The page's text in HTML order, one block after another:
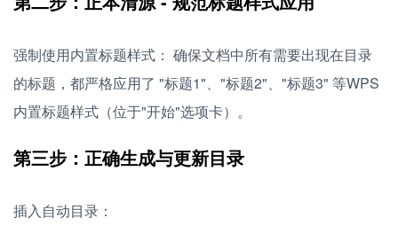
强制使用内置标题样式： 确保文档中所有需要出现在目录
的标题，都严格应用了 "标题1"、"标题2"、"标题3" 等WPS
内置标题样式（位于"开始"选项卡）。
第三步：正确生成与更新目录
插入自动目录：